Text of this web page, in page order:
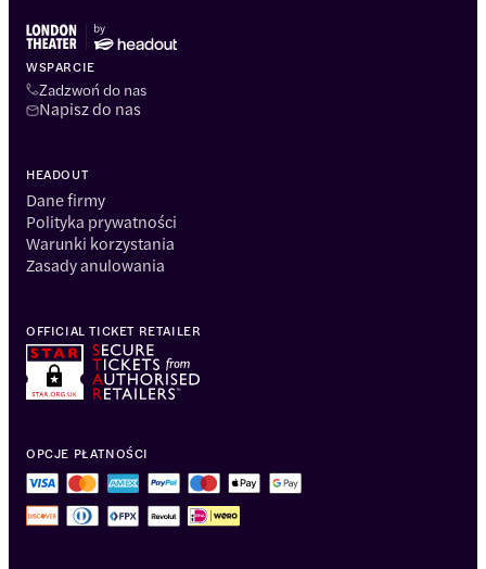
WSPARCIE
Zadzwoń do nas
Napisz do nas
HEADOUT
Dane firmy
Polityka prywatności
Warunki korzystania
Zasady anulowania
OPCJE PŁATNOŚCI
OFFICIAL TICKET RETAILER